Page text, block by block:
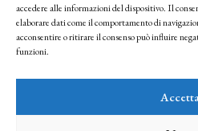
accedere alle informazioni del dispositivo. Il
elaborare dati come il comportamento di
acconsentire o ritirare il consenso può influire
funzioni.
Accetta
Facendo clic per iscriverti, riconosci che le
seguendo la nostra Privacy Policy
© 2025 Istituto Matteucci. All right reserved
l’autorizzazione scritta dei proprietari dei diritti e